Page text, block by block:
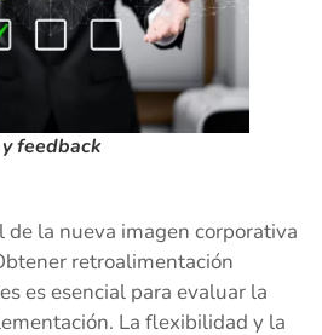
feedback
la nueva imagen corporativa
retroalimentación
es esencial para evaluar la
La flexibilidad y la